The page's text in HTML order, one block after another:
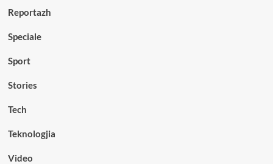
Reportazh
Speciale
Sport
Stories
Tech
Teknologjia
Video